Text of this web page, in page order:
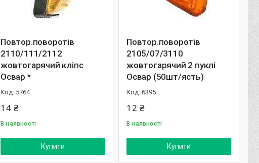
Повтор.поворотів
2110/111/2112
жовтогарячий кліпс
Освар *
5764
14 ₴
В наявності
Купити
Повтор.поворотів
2105/07/3110
жовтогарячий 2 пуклі
Освар (50шт/ясть)
6395
12 ₴
В наявності
Купити